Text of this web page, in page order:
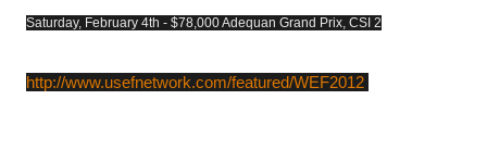
Saturday, February 4th - $78,000 Adequan Grand Prix, CSI 2
http://www.usefnetwork.com/featured/WEF2012